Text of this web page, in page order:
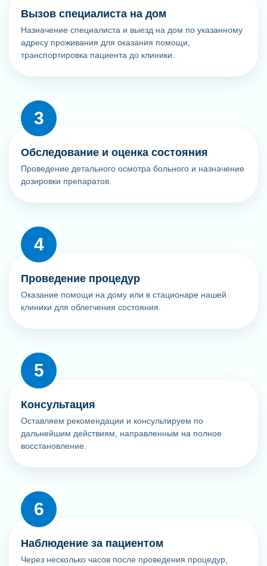
Вызов специалиста на дом
Назначение специалиста и выезд на дом по указанному
адресу проживания для оказания помощи,
транспортировка пациента до клиники.
Обследование и оценка состояния
Проведение детального осмотра больного и назначение
дозировки препаратов.
Проведение процедур
Оказание помощи на дому или в стационаре нашей
клиники для облегчения состояния.
Консультация
Оставляем рекомендации и консультируем по
дальнейшим действиям, направленным на полное
восстановление.
Наблюдение за пациентом
Через несколько часов после проведения процедур,